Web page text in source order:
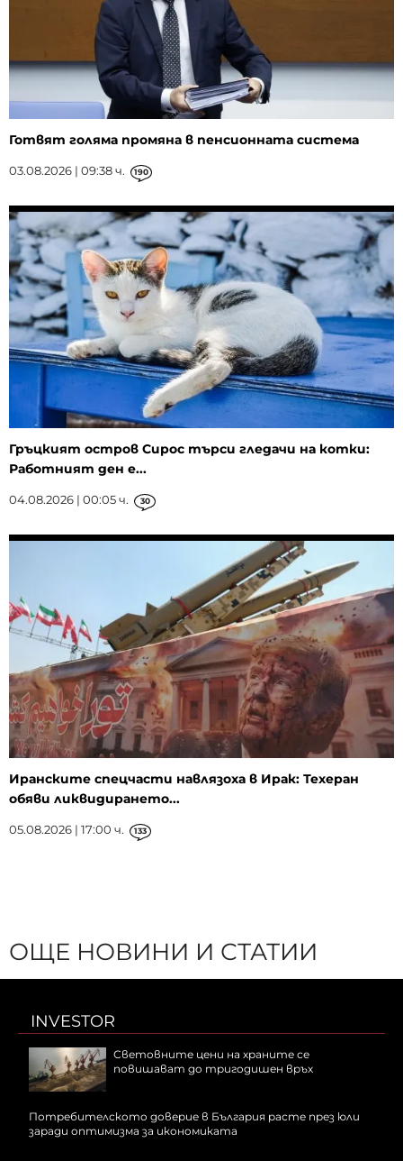
Готвят голяма промяна в пенсионната система
03.08.2026 | 09:38 ч. 190
Гръцкият остров Сирос търси гледачи на котки:
Работният ден е...
04.08.2026 | 00:05 ч. 30
Иранските спецчасти навлязоха в Ирак: Техеран
обяви ликвидирането...
05.08.2026 | 17:00 ч. 133
ОЩЕ НОВИНИ И СТАТИИ
INVESTOR
Световните цени на храните се
повишават до тригодишен връх
Потребителското доверие в България расте през юли
заради оптимизма за икономиката